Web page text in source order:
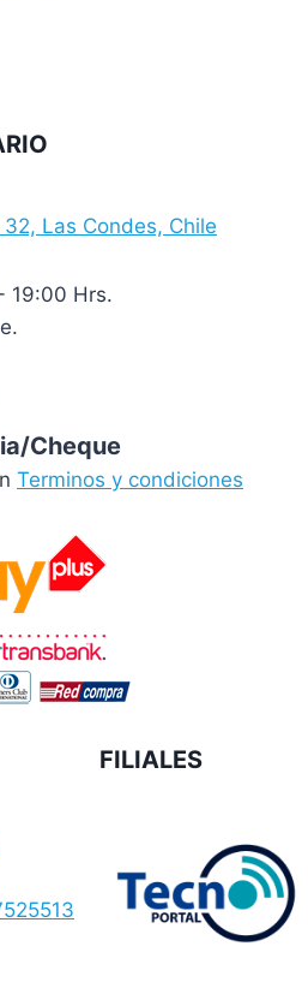
Las Condes, Chile
19:00 Hrs.
Cheque
Terminos y condiciones
FILIALES